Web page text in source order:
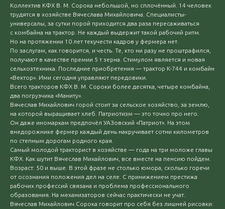
Коллектив КФХ В. М. Сорока небольшой, но сплочённый. 14 человек
трудятся в хозяйстве Вячеслава Михайловича. Специалисты-
универсалы, за сутки порой приходится два раза пересаживаться
с комбайна на трактор. Не каждый выдержит такой рабочий ритм.
Но на протяжении 10 лет текучести кадров у фермера нет.
По заслугам, как говорится, и честь. Те, кто ни разу не проштрафился,
получают в качестве премии 5 т зерна. Стимулом является и новая
сельхозтехника. Последние приобретения — трактор К-744 и комбайн
«Вектор». Ими сегодня управляют передовики.
Всего тракторов КФХ В. М. Сороки более десятка, четыре комбайна,
два погрузчика «Маниту».
Вячеслав Михайлович горой стоит за сельское хозяйство, за землю,
на которой выращивает хлеб. Патриотизм — это точно про него.
Он даже иномаркам предпочёл УАЗовский «Патриот». На этом
внедорожнике фермер каждый день накручивает сотни километров
по степным дорогам родного края.
Самый молодой тракторист в хозяйстве — года на три моложе главы
КФХ. Как шутит Вячеслав Михайлович, все вместе на пенсию пойдем.
Возраст: 50 и выше. В этой фразе не столько юмора, сколько горечи
от осознания положения дел на селе. С принижением престижа
рабочих профессий связана и проблема профессионального
образования. На механизаторов сейчас практически не учат.
Вячеслав Михайлович Сорока говорит про себя без лишней рисовки: